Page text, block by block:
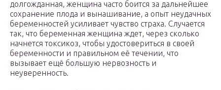
долгожданная, женщина часто боится за дальнейшее
сохранение плода и вынашивание, а опыт неудачных
беременностей усиливает чувство страха. Случается
так, что беременная женщина ждет, через сколько
начнется токсикоз, чтобы удостовериться в своей
беременности и правильном её течении, что
вызывает ещё большую нервозность и
неуверенность.